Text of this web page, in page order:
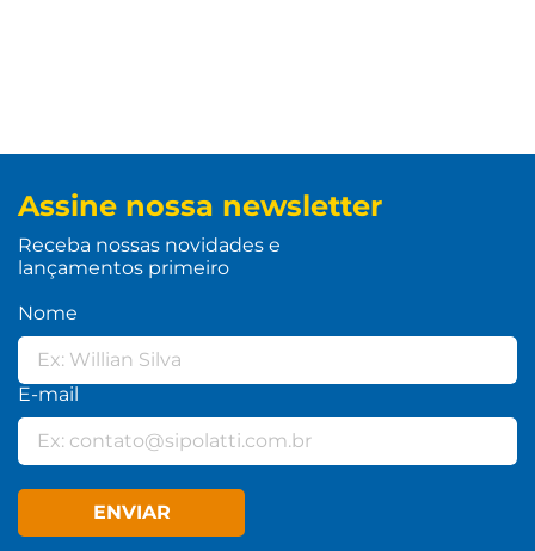
Assine nossa newsletter
Receba nossas novidades e
lançamentos primeiro
Nome
E-mail
ENVIAR